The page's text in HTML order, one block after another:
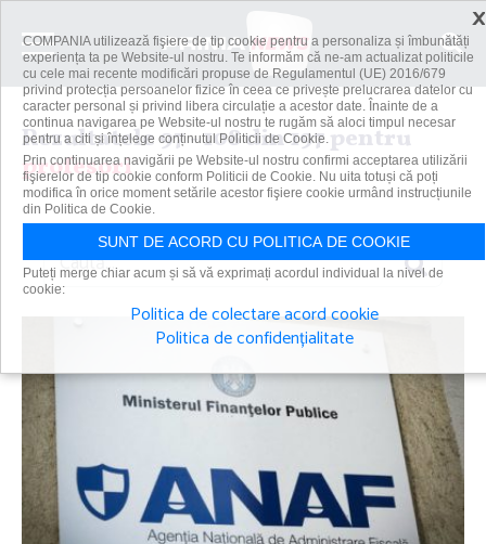
Rezultatele 97 - 108 din 197 pentru
profesori
Caută
×
COMPANIA utilizează fişiere de tip cookie pentru a personaliza și îmbunătăți
experiența ta pe Website-ul nostru. Te informăm că ne-am actualizat politicile
cu cele mai recente modificări propuse de Regulamentul (UE) 2016/679
privind protecția persoanelor fizice în ceea ce privește prelucrarea datelor cu
caracter personal și privind libera circulație a acestor date. Înainte de a
continua navigarea pe Website-ul nostru te rugăm să aloci timpul necesar
pentru a citi și înțelege conținutul Politicii de Cookie.
Prin continuarea navigării pe Website-ul nostru confirmi acceptarea utilizării
fişierelor de tip cookie conform Politicii de Cookie. Nu uita totuși că poți
modifica în orice moment setările acestor fişiere cookie urmând instrucțiunile
din Politica de Cookie.
SUNT DE ACORD CU POLITICA DE COOKIE
Puteți merge chiar acum și să vă exprimați acordul individual la nivel de
cookie:
Politica de colectare acord cookie
Politica de confidențialitate